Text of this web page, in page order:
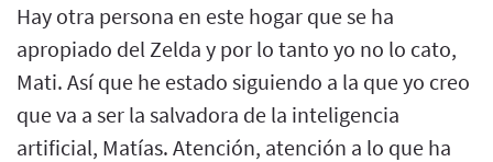
Hay otra persona en este hogar que se ha
apropiado del Zelda y por lo tanto yo no lo cato,
Mati. Así que he estado siguiendo a la que yo creo
que va a ser la salvadora de la inteligencia
artificial, Matías. Atención, atención a lo que ha